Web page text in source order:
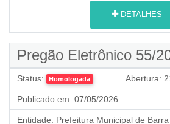
DETALHES
Pregão Eletrônico 55/
Status: Homologada Abertura:
Publicado em: 07/05/2026
Entidade: Prefeitura Municipal de